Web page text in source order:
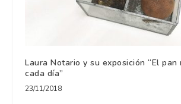
Laura Notario y su exposición “El pan
cada día”
23/11/2018